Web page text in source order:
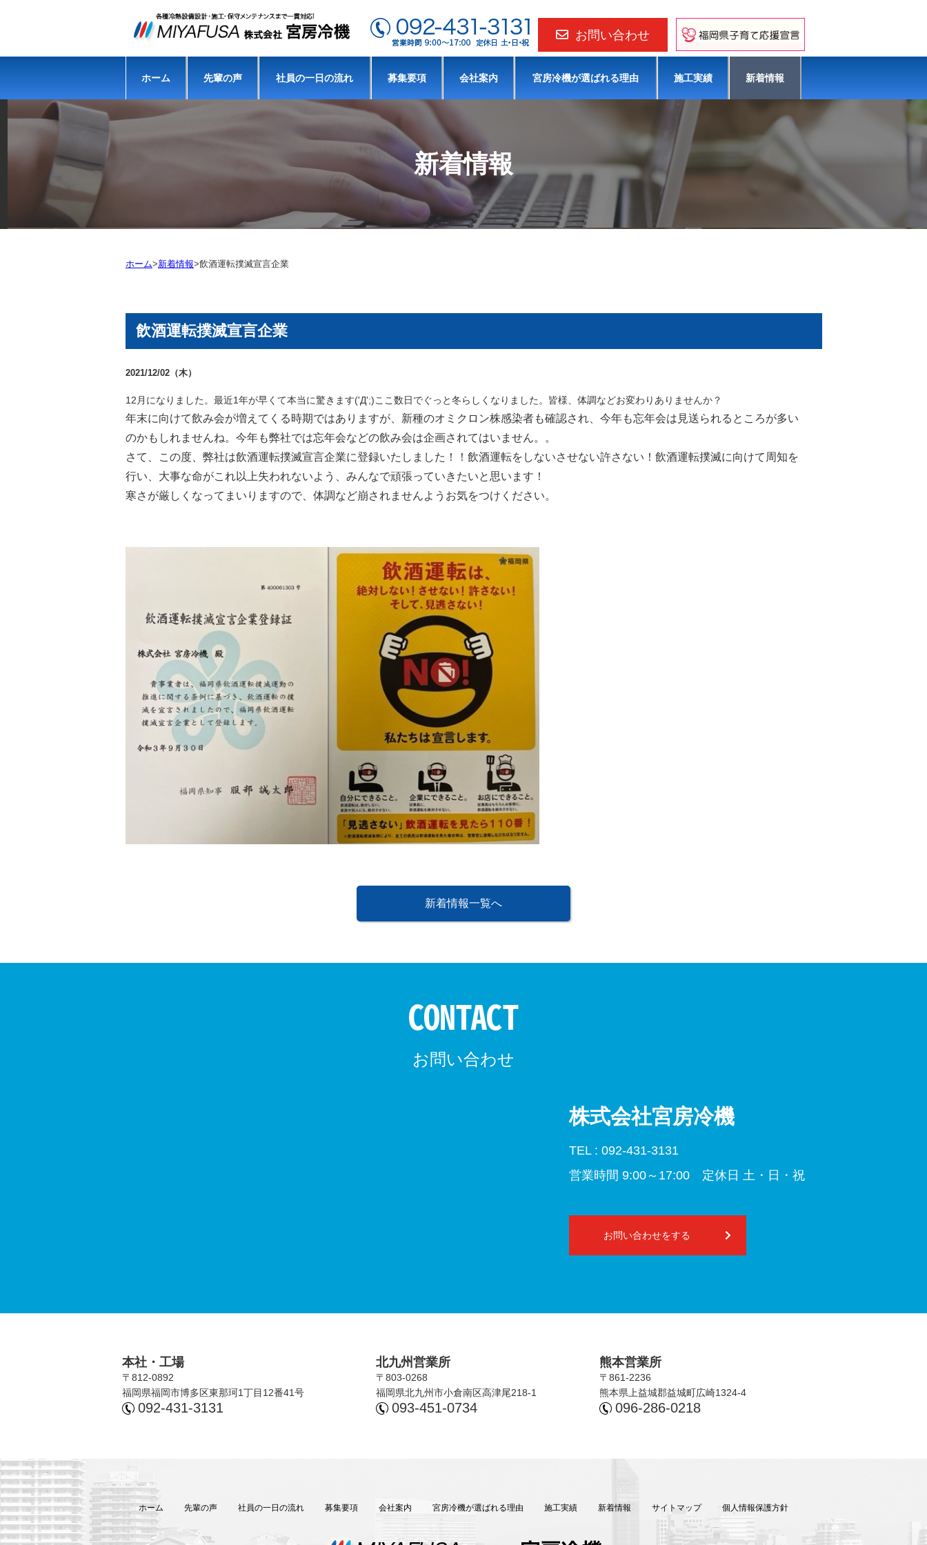
お問い合わせ
ホーム 先輩の声 社員の⼀⽇の流れ 募集要項 会社案内 宮房冷機が選ばれる理由 施⼯実績 新着情報
新着情報
ホーム>新着情報>飲酒運転撲滅宣言企業
飲酒運転撲滅宣言企業
2021/12/02（木）
12月になりました。最近1年が早くて本当に驚きます('Д';)ここ数日でぐっと冬らしくなりました。皆様、体調などお変わりありませんか？
年末に向けて飲み会が増えてくる時期ではありますが、新種のオミクロン株感染者も確認され、今年も忘年会は見送られるところが多い
のかもしれませんね。 今年も弊社では忘年会などの飲み会は企画されてはいません。。
さて、この度、弊社は飲酒運転撲滅宣言企業に登録いたしました！！飲酒運転をしないさせない許さない！飲酒運転撲滅に向けて周知を
行い、大事な命がこれ以上失われないよう、みんなで頑張っていきたいと思います！
寒さが厳しくなってまいりますので、体調など崩されませんようお気をつけください。
新着情報一覧へ
お問い合わせ
株式会社宮房冷機
TEL : 092-431-3131
営業時間 9:00～17:00 定休⽇ 土・日・祝
お問い合わせをする
本社・⼯場
〒812-0892
福岡県福岡市博多区東那珂1丁⽬12番41号
092-431-3131
北九州営業所
〒803-0268
福岡県北九州市⼩倉南区⾼津尾218-1
093-451-0734
熊本営業所
〒861-2236
熊本県上益城郡益城町広崎1324-4
096-286-0218
ホーム 先輩の声 社員の⼀⽇の流れ 募集要項 会社案内 宮房冷機が選ばれる理由 施⼯実績 新着情報 サイトマップ 個人情報保護方針